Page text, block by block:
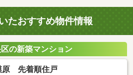
たおすすめ物件情報
の新築マンション
原 先着順住戸